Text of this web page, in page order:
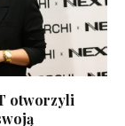
otworzyli